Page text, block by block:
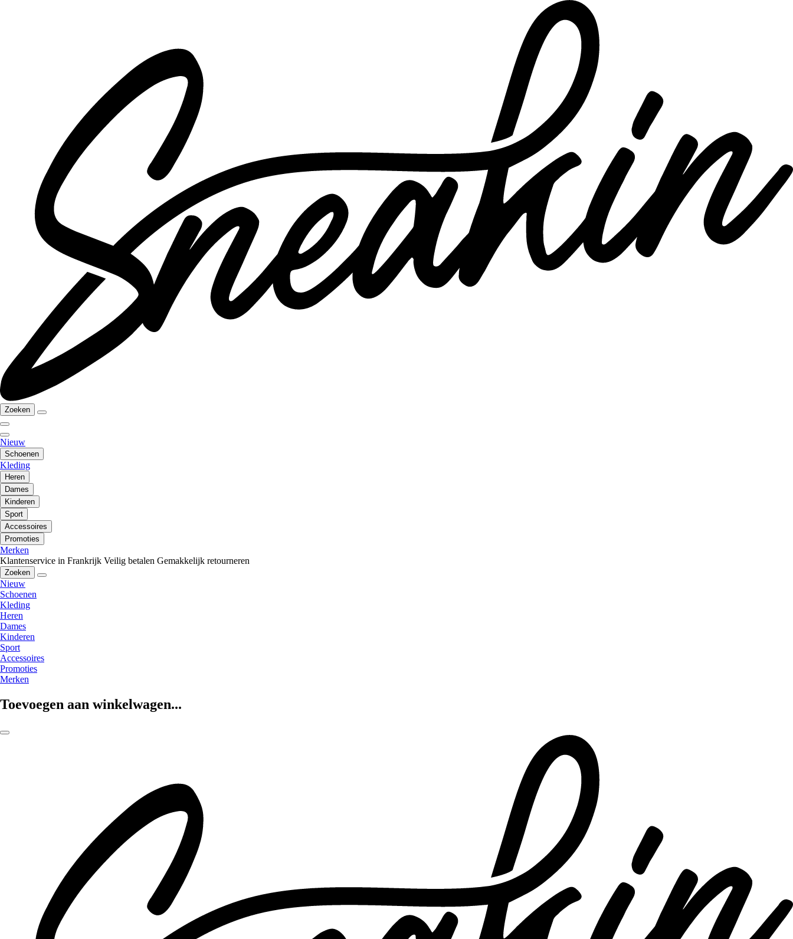
Zoeken
Nieuw
Schoenen
Kleding
Heren
Dames
Kinderen
Sport
Accessoires
Promoties
Merken
Klantenservice in Frankrijk Veilig betalen Gemakkelijk retourneren
Zoeken
Nieuw
Schoenen
Kleding
Heren
Dames
Kinderen
Sport
Accessoires
Promoties
Merken
Toevoegen aan winkelwagen...